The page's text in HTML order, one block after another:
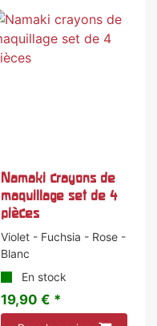
Namaki crayons de
maquillage set de 4
pièces
Violet - Fuchsia - Rose -
Blanc
En stock
19,90 € *